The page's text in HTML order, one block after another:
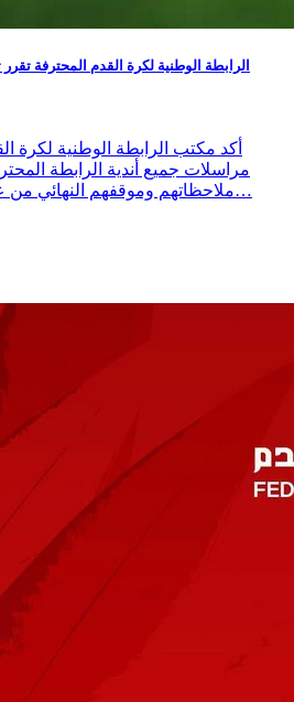
الرابطة الوطنية لكرة القدم المحترفة
أكد مكتب الرابطة الوطنية لكرة
مراسلات جميع أندية الرابطة
ملاحظاتهم وموقفهم النهائي من عملية قرعة سحب الرزنامة…